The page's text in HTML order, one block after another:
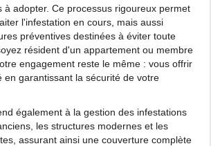
à adopter. Ce processus rigoureux permet
l'infestation en cours, mais aussi
préventives destinées à éviter toute
résident d'un appartement ou membre
engagement reste le même : vous offrir
en garantissant la sécurité de votre
également à la gestion des infestations
les structures modernes et les
assurant ainsi une couverture complète